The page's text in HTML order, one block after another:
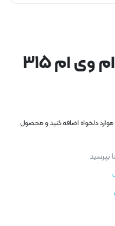
ام 315
دلخواه اضافه کنید و محصول
بپرسید